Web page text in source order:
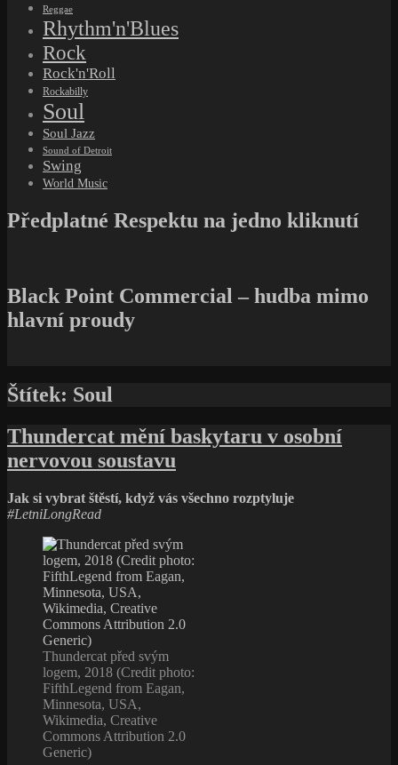
Reggae
Rhythm'n'Blues
Rock
Rock'n'Roll
Rockabilly
Soul
Soul Jazz
Sound of Detroit
Swing
World Music
Předplatné Respektu na jedno kliknutí
Black Point Commercial – hudba mimo
hlavní proudy
Štítek: Soul
Thundercat mění baskytaru v osobní
nervovou soustavu
Jak si vybrat štěstí, když vás všechno rozptyluje
#LetniLongRead
Thundercat před svým
logem, 2018 (Credit photo:
FifthLegend from Eagan,
Minnesota, USA,
Wikimedia, Creative
Commons Attribution 2.0
Generic)